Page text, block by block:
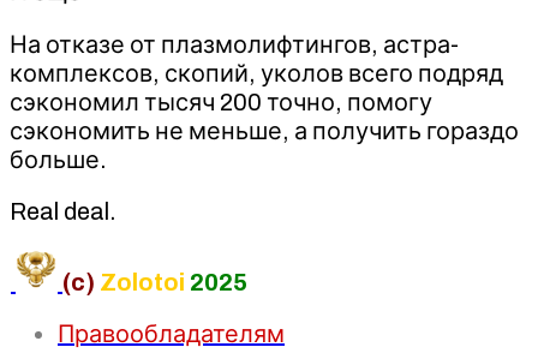
На отказе от плазмолифтингов, астра-
комплексов, скопий, уколов всего подряд
сэкономил тысяч 200 точно, помогу
сэкономить не меньше, а получить гораздо
больше.
Real deal.
(c) Zolotoi 2025
Правообладателям